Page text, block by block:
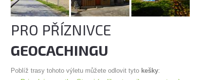
PRO PŘÍZNIVCE
GEOCACHINGU
Poblíž trasy tohoto výletu můžete odlovit tyto kešky: